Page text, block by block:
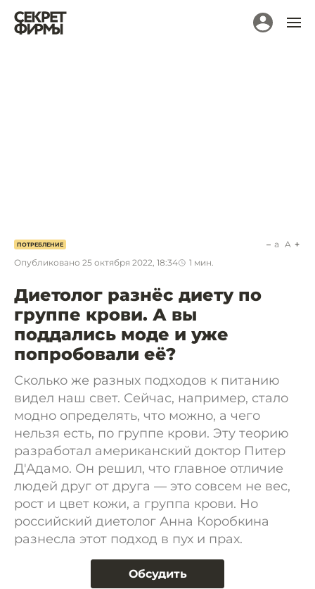
ПОТРЕБЛЕНИЕ
Опубликовано 25 октября 2022, 18:34 1 мин.
a A
Диетолог разнёс диету по
группе крови. А вы
поддались моде и уже
попробовали её?
Сколько же разных подходов к питанию
видел наш свет. Сейчас, например, стало
модно определять, что можно, а чего
нельзя есть, по группе крови. Эту теорию
разработал американский доктор Питер
Д'Адамо. Он решил, что главное отличие
людей друг от друга — это совсем не вес,
рост и цвет кожи, а группа крови. Но
российский диетолог Анна Коробкина
разнесла этот подход в пух и прах.
Обсудить